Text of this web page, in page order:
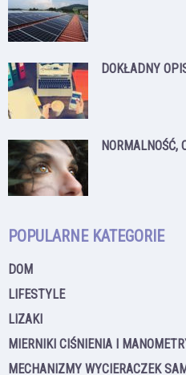
DOKŁADNY
NORMALNOŚĆ,
POPULARNE KATEGORIE
DOM
LIFESTYLE
LIZAKI
MIERNIKI CIŚNIENIA I
MECHANIZMY WYCIERACZEK